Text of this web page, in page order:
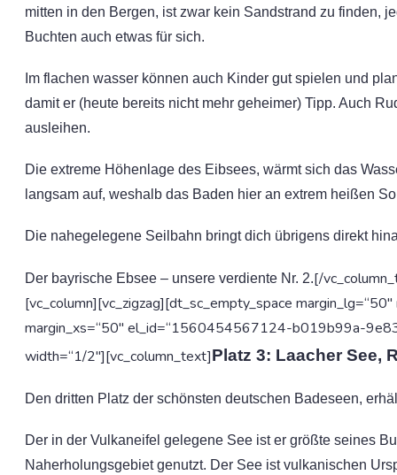
mitten in den Bergen, ist zwar kein Sandstrand zu finden,
Buchten auch etwas für sich.
Im flachen wasser können auch Kinder gut spielen und
damit er (heute bereits nicht mehr geheimer) Tipp. Auch
ausleihen.
Die extreme Höhenlage des Eibsees, wärmt sich das
langsam auf, weshalb das Baden hier an extrem heißen
Die nahegelegene Seilbahn bringt dich übrigens direkt
Der bayrische Ebsee – unsere verdiente Nr. 2.[/
[vc_column][vc_zigzag][dt_sc_empty_space
margin_xs=“50″ el_id=“1560454567124-b019b99a-
width=“1/2″][vc_column_text]Platz 3: Laacher See,
Den dritten Platz der schönsten deutschen Badeseen,
Der in der Vulkaneifel gelegene See ist er größte seines
Naherholungsgebiet genutzt. Der See ist vulkanischen